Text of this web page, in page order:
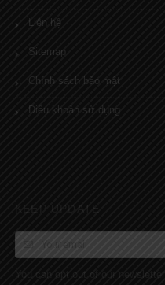
Liên hệ
Sitemap
Chính sách bảo mật
Điều khoản sử dụng
KEEP UPDATE
You can opt out of our